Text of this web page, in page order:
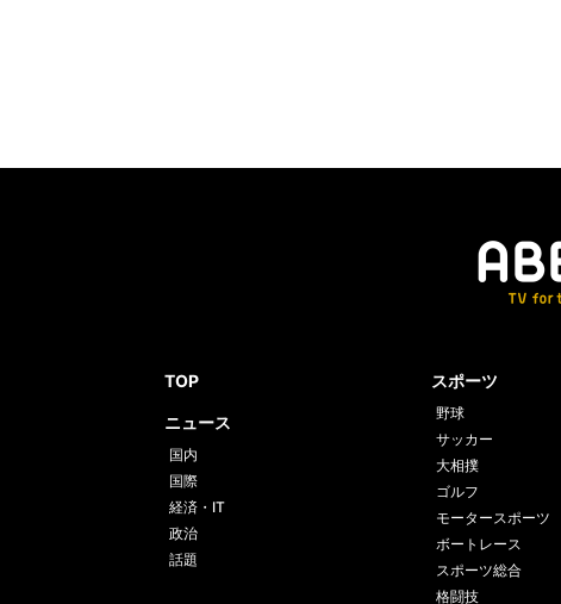
TOP
ニュース
国内
国際
経済・IT
政治
話題
スポーツ
野球
サッカー
大相撲
ゴルフ
モータースポーツ
ボートレース
スポーツ総合
格闘技